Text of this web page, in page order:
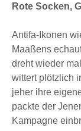
Rote Socken,
Antifa-Ikonen
Maaßens
dreht wieder
wittert plötzlich
jeher ihre
packte der
Kampagne